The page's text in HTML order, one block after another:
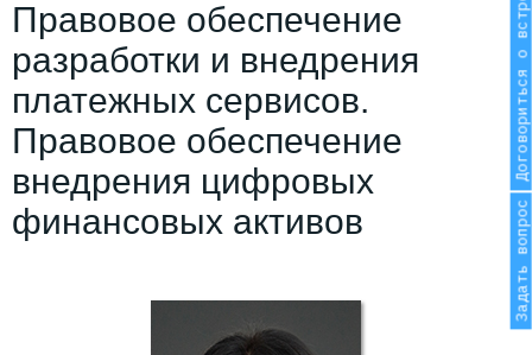
Задать вопрос
Договориться о встрече
Правовое обеспечение
разработки и внедрения
платежных сервисов.
Правовое обеспечение
внедрения цифровых
финансовых активов